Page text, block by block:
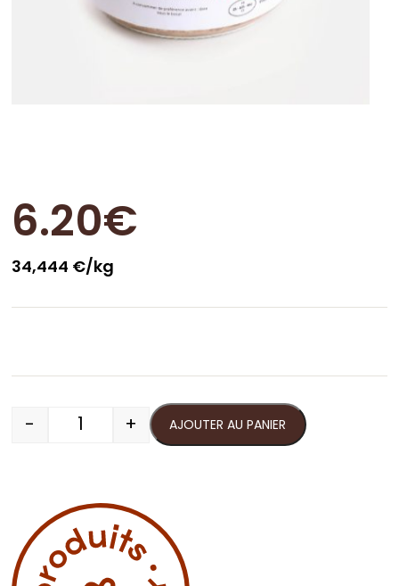
6.20€
34,444 €/kg
quantité de Terrine comtoise campagnarde
- + AJOUTER AU PANIER